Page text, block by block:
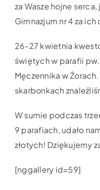
Kontakt
za Wasze hojne
Gimnazjum nr 4 za ich
26-27 kwietnia
świętych w parafii pw.
Męczennika w
skarbonkach
W sumie podczas
9 parafiach, udało
złotych! Dziękujemy
[nggallery id=59]